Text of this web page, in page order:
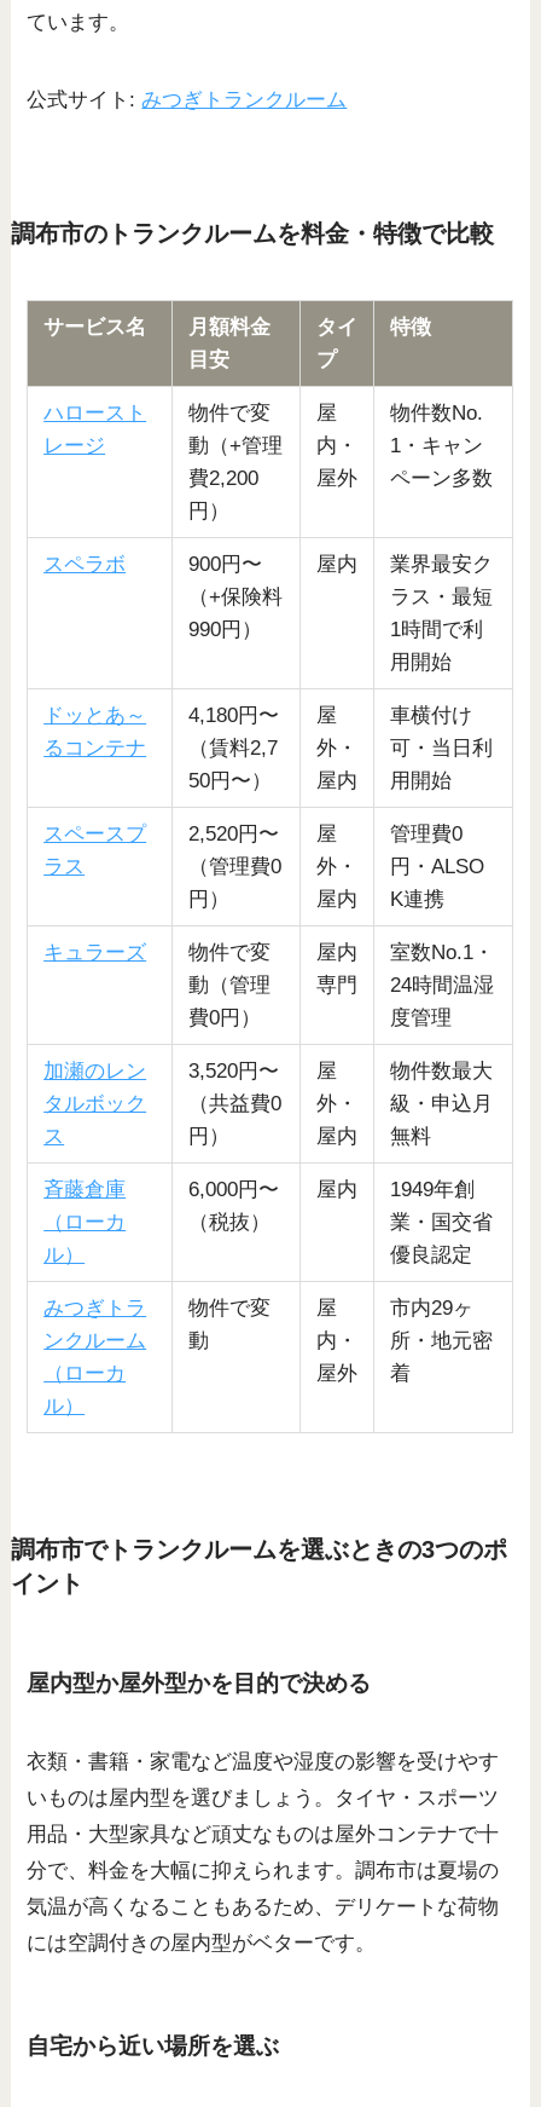
ています。
公式サイト:みつぎトランクルーム
調布市のトランクルームを料金・特徴で比較
サービス名
月額料金
目安
タイ
プ
特徴
ハロースト
レージ
物件で変
動（+管理
費2,200
円）
屋
内・
屋外
物件数No.
1・キャン
ペーン多数
スペラボ
900円〜
（+保険料
990円）
屋内
業界最安ク
ラス・最短
1時間で利
用開始
ドッとあ～
るコンテナ
4,180円〜
（賃料2,7
50円〜）
屋
外・
屋内
車横付け
可・当日利
用開始
スペースプ
ラス
2,520円〜
（管理費0
円）
屋
外・
屋内
管理費0
円・ALSO
K連携
キュラーズ
物件で変
動（管理
費0円）
屋内
専門
室数No.1・
24時間温湿
度管理
加瀬のレン
タルボック
ス
3,520円〜
（共益費0
円）
屋
外・
屋内
物件数最大
級・申込月
無料
斉藤倉庫
（ローカ
ル）
6,000円〜
（税抜）
屋内
1949年創
業・国交省
優良認定
みつぎトラ
ンクルーム
（ローカ
ル）
物件で変
動
屋
内・
屋外
市内29ヶ
所・地元密
着
調布市でトランクルームを選ぶときの3つのポ
イント
屋内型か屋外型かを目的で決める
衣類・書籍・家電など温度や湿度の影響を受けやす
いものは屋内型を選びましょう。タイヤ・スポーツ
用品・大型家具など頑丈なものは屋外コンテナで十
分で、料金を大幅に抑えられます。調布市は夏場の
気温が高くなることもあるため、デリケートな荷物
には空調付きの屋内型がベターです。
自宅から近い場所を選ぶ